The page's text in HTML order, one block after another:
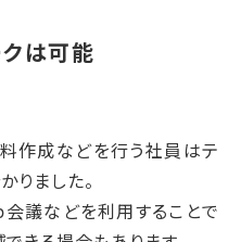
は可能
作成などを行う社員はテ
りました。
議などを利用することで